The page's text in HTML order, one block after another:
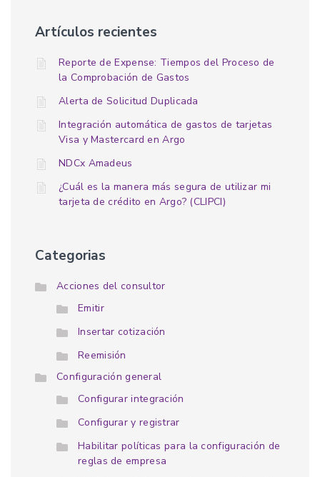
Artículos recientes
Reporte de Expense: Tiempos del Proceso de
la Comprobación de Gastos
Alerta de Solicitud Duplicada
Integración automática de gastos de tarjetas
Visa y Mastercard en Argo
NDCx Amadeus
¿Cuál es la manera más segura de utilizar mi
tarjeta de crédito en Argo? (CLIPCI)
Categorias
Acciones del consultor
Emitir
Insertar cotización
Reemisión
Configuración general
Configurar integración
Configurar y registrar
Habilitar políticas para la configuración de
reglas de empresa